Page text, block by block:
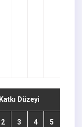
Katkı Düzeyi
2 3 4 5